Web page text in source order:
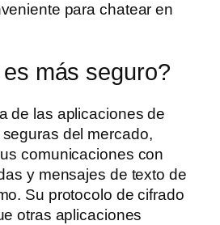
para chatear en
más seguro?
de las aplicaciones de
del mercado,
comunicaciones con
y mensajes de texto de
Su protocolo de cifrado
otras aplicaciones